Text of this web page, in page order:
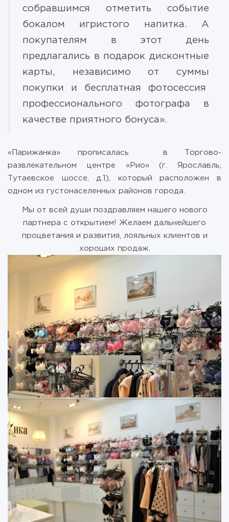
собравшимся отметить событие
бокалом игристого напитка. А
покупателям в этот день
предлагались в подарок дисконтные
карты, независимо от суммы
покупки и бесплатная фотосессия
профессионального фотографа в
качестве приятного бонуса».
«Парижанка» прописалась в Торгово-
развлекательном центре «Рио» (г. Ярославль,
Тутаевское шоссе, д.1), который расположен в
одном из густонаселенных районов города.
Мы от всей души поздравляем нашего нового
партнера с открытием! Желаем дальнейшего
процветания и развития, лояльных клиентов и
хороших продаж.